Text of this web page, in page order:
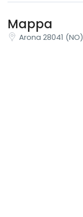
Mappa
Arona 28041 (NO)